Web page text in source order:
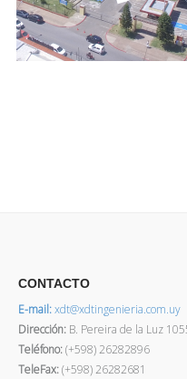
CONTACTO
E-mail:xdt@xdtingenieria.com.uy
Dirección: B. Pereira de la Luz
Teléfono:(+598) 26282896
TeleFax:(+598) 26282681